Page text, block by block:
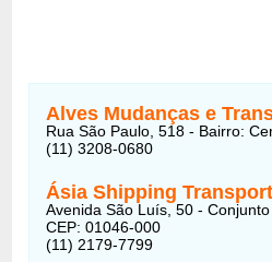
Alves Mudanças e
Rua São Paulo, 518 - Bairro:
(11) 3208-0680
Ásia Shipping
Avenida São Luís, 50 -
CEP: 01046-000
(11) 2179-7799